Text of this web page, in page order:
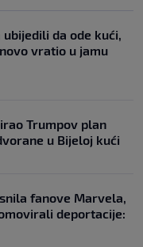
da ode kući,
vratio u jamu
Trumpov plan
u Bijeloj kući
fanove Marvela,
deportacije: